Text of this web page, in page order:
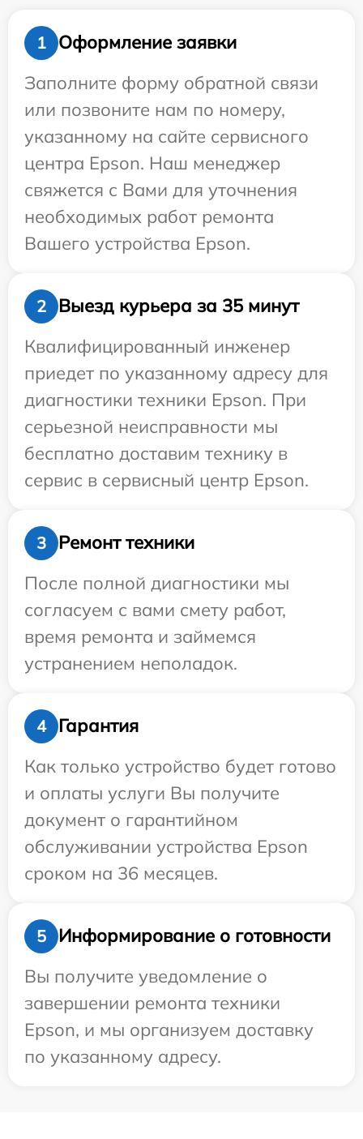
1
Оформление заявки
Заполните форму обратной связи
или позвоните нам по номеру,
указанному на сайте сервисного
центра Epson. Наш менеджер
свяжется с Вами для уточнения
необходимых работ ремонта
Вашего устройства Epson.
2
Выезд курьера за 35 минут
Квалифицированный инженер
приедет по указанному адресу для
диагностики техники Epson. При
серьезной неисправности мы
бесплатно доставим технику в
сервис в сервисный центр Epson.
3
Ремонт техники
После полной диагностики мы
согласуем с вами смету работ,
время ремонта и займемся
устранением неполадок.
4
Гарантия
Как только устройство будет готово
и оплаты услуги Вы получите
документ о гарантийном
обслуживании устройства Epson
сроком на 36 месяцев.
5
Информирование о готовности
Вы получите уведомление о
завершении ремонта техники
Epson, и мы организуем доставку
по указанному адресу.